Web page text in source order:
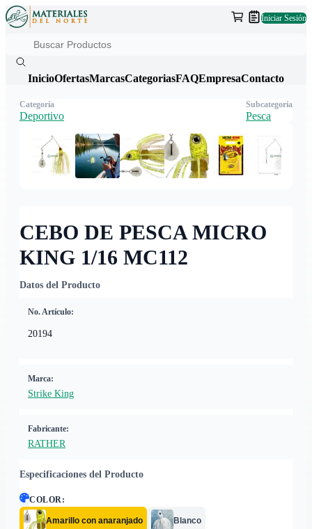
Iniciar Sesión
InicioOfertasMarcasCategoriasFAQEmpresaContacto
CEBO DE PESCA MICRO
KING 1/16 MC112
Datos del Producto
No. Artículo:
20194
Marca:
Strike King
Fabricante:
RATHER
Especificaciones del Producto
COLOR:
Amarillo con anaranjado Blanco
Categoría
Deportivo
Subcategoría
Pesca